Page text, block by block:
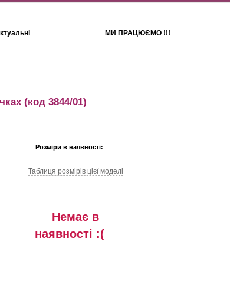
МИ ПРАЦЮЄМО !!!
(код 3844/01)
Розміри в наявності:
Таблиця розмiрiв цiєї моделi
Немає в
наявностi :(